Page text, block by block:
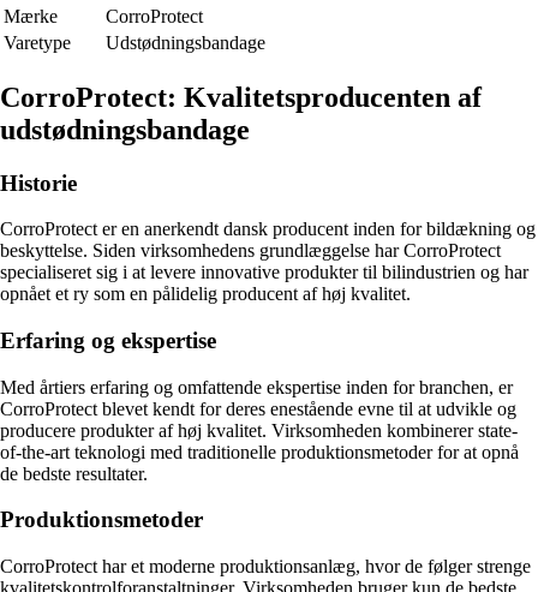
Mærke
CorroProtect
Varetype
Udstødningsbandage
CorroProtect: Kvalitetsproducenten af ​​
udstødningsbandage
Historie
CorroProtect er en anerkendt dansk producent inden for bildækning og
beskyttelse. Siden virksomhedens grundlæggelse har CorroProtect
specialiseret sig i at levere innovative produkter til bilindustrien og har
opnået et ry som en pålidelig producent af høj kvalitet.
Erfaring og ekspertise
Med årtiers erfaring og omfattende ekspertise inden for branchen, er
CorroProtect blevet kendt for deres enestående evne til at udvikle og
producere produkter af høj kvalitet. Virksomheden kombinerer state-
of-the-art teknologi med traditionelle produktionsmetoder for at opnå
de bedste resultater.
Produktionsmetoder
CorroProtect har et moderne produktionsanlæg, hvor de følger strenge